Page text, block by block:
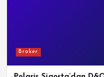
Broker